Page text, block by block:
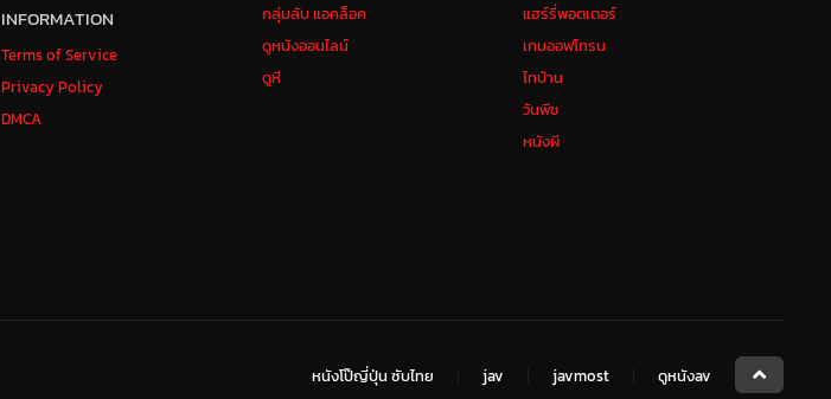
INFORMATION
Terms of Service
Privacy Policy
DMCA
กลุ่มลับ แอคล็อค
ดูหนังออนไลน์
ดูหี
แฮร์รี่พอตเตอร์
เกมออฟโทรน
ไทบ้าน
วันพีช
หนังผี
หนังโป๊ญี่ปุ่น ซับไทย jav javmost ดูหนังav